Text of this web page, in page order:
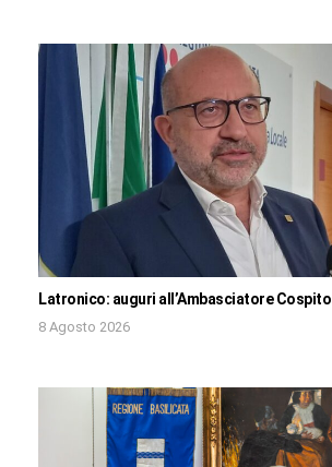
Latronico: auguri all’Ambasciatore Cospito
8 Agosto 2026